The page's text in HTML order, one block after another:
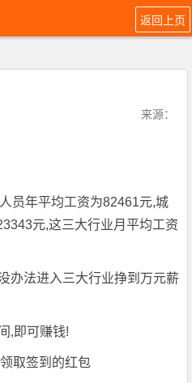
返回上页
来源：
员年平均工资为82461元,城
元,这三大行业月平均工资
办法进入三大行业挣到万元薪
,即可赚钱!
取签到的红包